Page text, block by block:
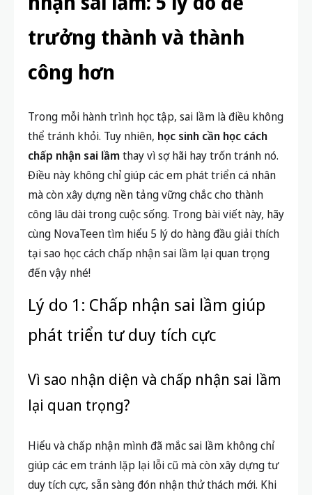
trưởng thành và thành
công hơn
Trong mỗi hành trình học tập, sai lầm là điều không
thể tránh khỏi. Tuy nhiên, học sinh cần học cách
chấp nhận sai lầmthay vì sợ hãi hay trốn tránh nó.
Điều này không chỉ giúp các em phát triển cá nhân
mà còn xây dựng nền tảng vững chắc cho thành
công lâu dài trong cuộc sống. Trong bài viết này, hãy
cùng NovaTeen tìm hiểu 5 lý do hàng đầu giải thích
tại sao học cách chấp nhận sai lầm lại quan trọng
đến vậy nhé!
Lý do 1: Chấp nhận sai lầm giúp
phát triển tư duy tích cực
Vì sao nhận diện và chấp nhận sai lầm
lại quan trọng?
Hiểu và chấp nhận mình đã mắc sai lầm không chỉ
giúp các em tránh lặp lại lỗi cũ mà còn xây dựng tư
duy tích cực, sẵn sàng đón nhận thử thách mới. Khi